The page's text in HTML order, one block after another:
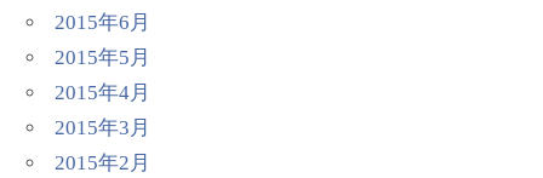
2015年6月
2015年5月
2015年4月
2015年3月
2015年2月